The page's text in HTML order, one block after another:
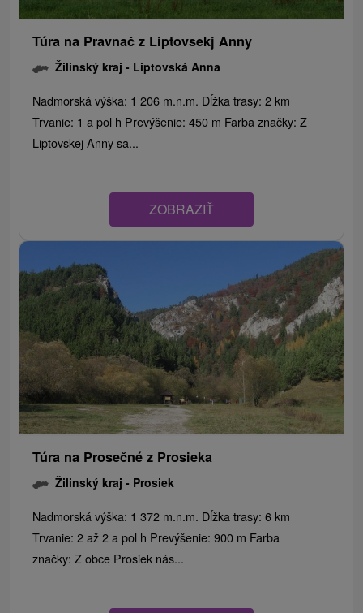
Túra na Pravnač z Liptovsekj Anny
Žilinský kraj - Liptovská Anna
Nadmorská výška: 1 206 m.n.m. Dĺžka trasy: 2 km
Trvanie: 1 a pol h Prevýšenie: 450 m Farba značky: Z
Liptovskej Anny sa...
ZOBRAZIŤ
Túra na Prosečné z Prosieka
Žilinský kraj - Prosiek
Nadmorská výška: 1 372 m.n.m. Dĺžka trasy: 6 km
Trvanie: 2 až 2 a pol h Prevýšenie: 900 m Farba
značky: Z obce Prosiek nás...